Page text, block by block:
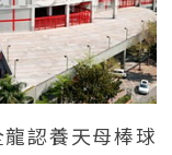
認養天母棒球